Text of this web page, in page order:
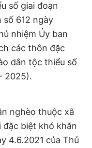
số giai đoạn
số 612 ngày
nhiệm Ủy ban
các thôn đặc
dân tộc thiểu số
2025).
nghèo thuộc xã
đặc biệt khó khăn
4.6.2021 của Thủ